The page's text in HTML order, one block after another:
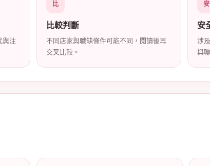
與注
比
比較判斷
不同店家與職缺條件可能不同，閱讀後再
交叉比較。
安
安
涉
與